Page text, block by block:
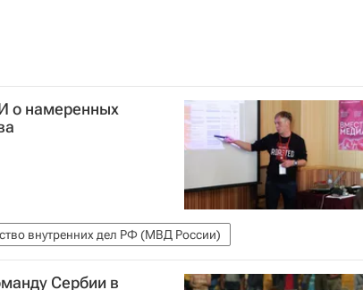
о намеренных
внутренних дел РФ (МВД России)
Сербии в